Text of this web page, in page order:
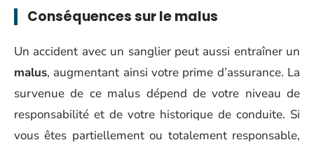
Conséquences sur le malus
Un accident avec un sanglier peut aussi entraîner un
malus, augmentant ainsi votre prime d’assurance. La
survenue de ce malus dépend de votre niveau de
responsabilité et de votre historique de conduite. Si
vous êtes partiellement ou totalement responsable,